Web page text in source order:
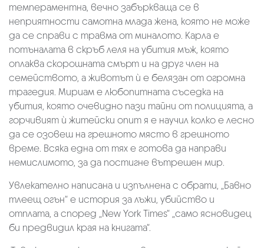
темпераментна, вечно забъркваща се в
неприятности самотна млада жена, която не може
да се справи с травма от миналото. Карла е
потъналата в скръб леля на убития мъж, която
оплаква скорошната смърт и на друг член на
семейството, а животът ѝ е белязан от огромна
трагедия. Мириам e любопитната съседка на
убития, която очевидно пази тайни от полицията, а
горчивият ѝ житейски опит я е научил колко е лесно
да се озовеш на грешното място в грешното
време. Всяка една от тях е готова да направи
немислимото, за да постигне вътрешен мир.
Увлекателно написана и изпълнена с обрати, „Бавно
тлеещ огън“ е история за лъжи, убийство и
отплата, а според „New York Times“ „само ясновидец
би предвидил края на книгата“.